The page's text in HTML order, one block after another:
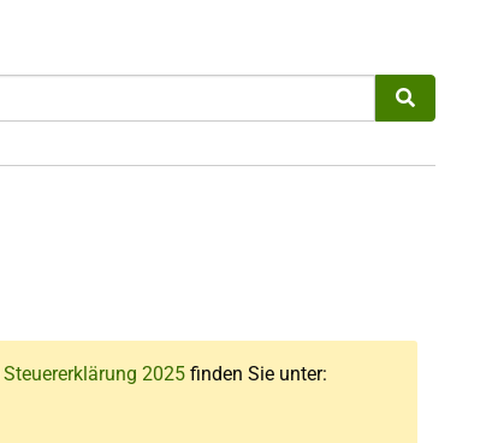
Steuererklärung 2025 finden Sie unter: